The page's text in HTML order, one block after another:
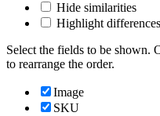
Hide similarities
Highlight differences
Select the fields to be shown.
to rearrange the order.
Image
SKU